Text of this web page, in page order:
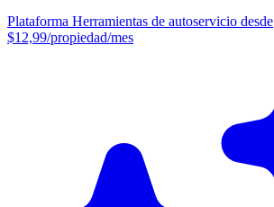
Plataforma Herramientas de autoservicio desde
$12,99/propiedad/mes